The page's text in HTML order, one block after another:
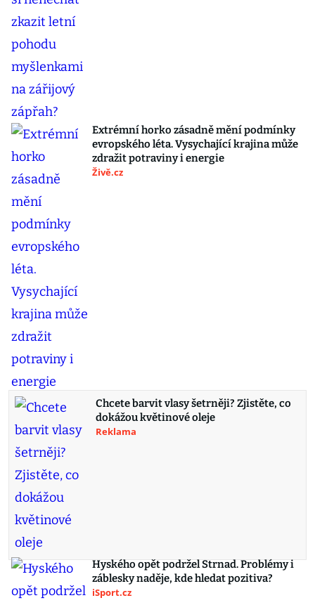
Extrémní horko zásadně mění podmínky
evropského léta. Vysychající krajina může
zdražit potraviny i energie
Živě.cz
Chcete barvit vlasy šetrněji? Zjistěte, co
dokážou květinové oleje
Reklama
Hyského opět podržel Strnad. Problémy i
záblesky naděje, kde hledat pozitiva?
iSport.cz